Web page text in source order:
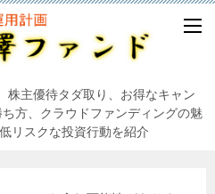
株主優待タダ取り、お得なキャン
方、クラウドファンディングの魅
リスクな投資行動を紹介